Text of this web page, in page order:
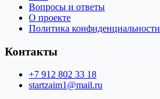
Вопросы и ответы
О проекте
Политика конфиденциальности
Контакты
+7 912 802 33 18
startzaim1@mail.ru